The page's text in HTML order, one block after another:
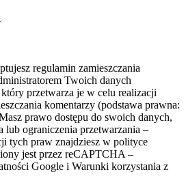
regulamin zamieszczania
Twoich danych
przetwarza je w celu realizacji
komentarzy (podstawa prawna:
prawo dostępu do swoich danych,
lub ograniczenia przetwarzania –
tych praw znajdziesz w polityce
jest przez reCAPTCHA –
Google i Warunki korzystania z